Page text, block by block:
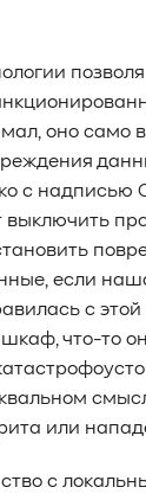
оно само
с
выключить
если
с этой
что-то
или
с